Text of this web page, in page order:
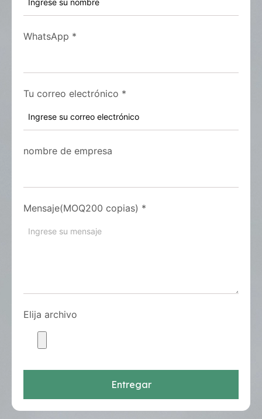
WhatsApp *
Tu correo electrónico *
nombre de empresa
Mensaje(MOQ200 copias) *
Elija archivo
Entregar